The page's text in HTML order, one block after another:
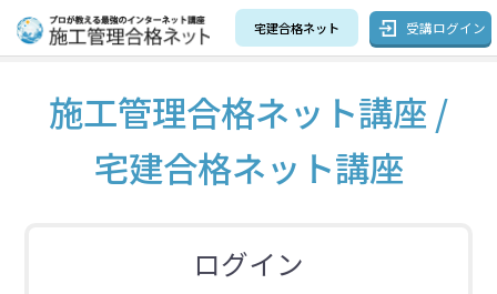
宅建合格ネット 受講ログイン
施工管理合格ネット講座 /
宅建合格ネット講座
ログイン